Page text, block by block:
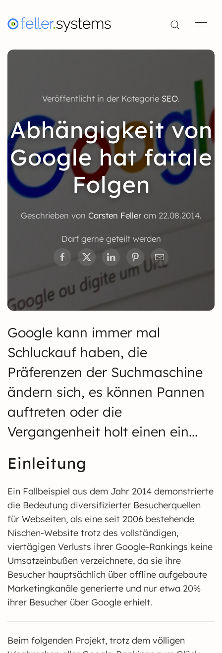
Veröffentlicht in der Kategorie SEO.
Abhängigkeit von
Google hat fatale
Folgen
Geschrieben von Carsten Felleram 22.08.2014.
Darf gerne geteilt werden
Google kann immer mal
Schluckauf haben, die
Präferenzen der Suchmaschine
ändern sich, es können Pannen
auftreten oder die
Vergangenheit holt einen ein...
Einleitung
Ein Fallbeispiel aus dem Jahr 2014 demonstrierte
die Bedeutung diversifizierter Besucherquellen
für Webseiten, als eine seit 2006 bestehende
Nischen-Website trotz des vollständigen,
viertägigen Verlusts ihrer Google-Rankings keine
Umsatzeinbußen verzeichnete, da sie ihre
Besucher hauptsächlich über offline aufgebaute
Marketingkanäle generierte und nur etwa 20%
ihrer Besucher über Google erhielt.
Beim folgenden Projekt, trotz dem völligen